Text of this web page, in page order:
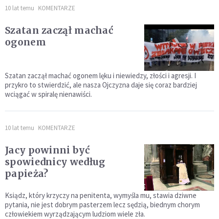
10 lat temu KOMENTARZE
Szatan zaczął machać
ogonem
Szatan zaczął machać ogonem lęku i niewiedzy, złości i agresji. I
przykro to stwierdzić, ale nasza Ojczyzna daje się coraz bardziej
wciągać w spiralę nienawiści.
10 lat temu KOMENTARZE
Jacy powinni być
spowiednicy według
papieża?
Ksiądz, który krzyczy na penitenta, wymyśla mu, stawia dziwne
pytania, nie jest dobrym pasterzem lecz sędzią, biednym chorym
człowiekiem wyrządzającym ludziom wiele zła.